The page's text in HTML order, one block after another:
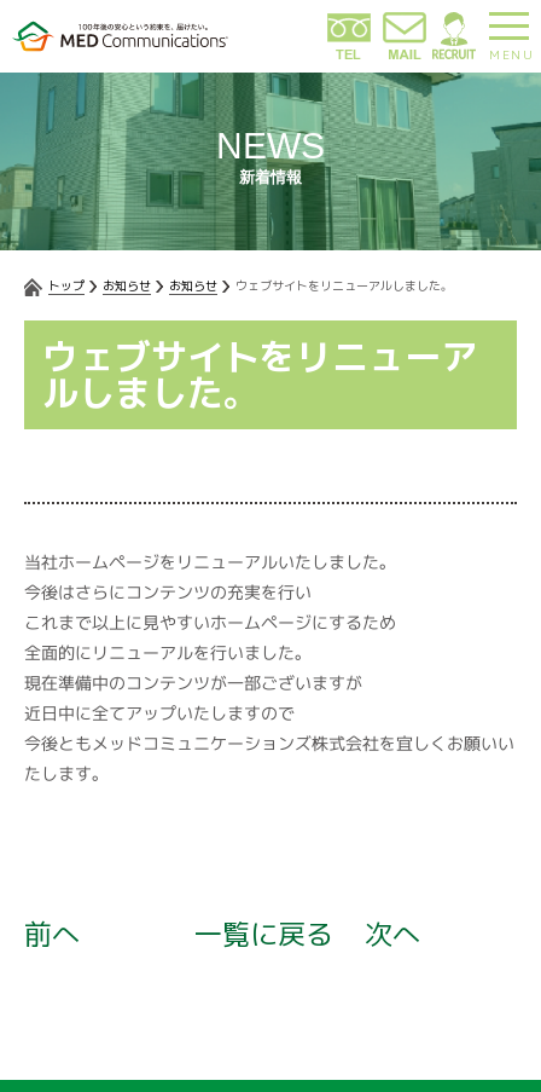
NEWS
新着情報
トップ お知らせ お知らせ ウェブサイトをリニューアルしました。
ウェブサイトをリニューア
ルしました。
当社ホームページをリニューアルいたしました。
今後はさらにコンテンツの充実を行い
これまで以上に見やすいホームページにするため
全面的にリニューアルを行いました。
現在準備中のコンテンツが一部ございますが
近日中に全てアップいたしますので
今後ともメッドコミュニケーションズ株式会社を宜しくお願いい
たします。
前へ 一覧に戻る 次へ
MENU